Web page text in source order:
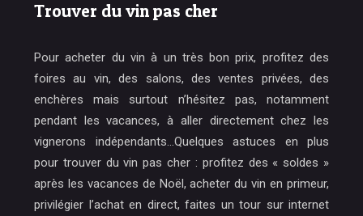
Trouver du vin pas cher
Pour acheter du vin à un très bon prix, profitez des
foires au vin, des salons, des ventes privées, des
enchères mais surtout n’hésitez pas, notamment
pendant les vacances, à aller directement chez les
vignerons indépendants…Quelques astuces en plus
pour trouver du vin pas cher : profitez des « soldes »
après les vacances de Noël, acheter du vin en primeur,
privilégier l’achat en direct, faites un tour sur internet